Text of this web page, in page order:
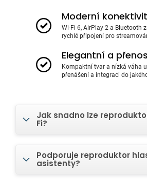
Moderní
Wi-Fi 6, AirPlay 2 a Bluetooth
rychlé připojení pro
Elegantní a
Kompaktní tvar a nízká váha
přenášení a integraci do
Jak snadno lze
Fi?
Podporuje reproduktor
asistenty?